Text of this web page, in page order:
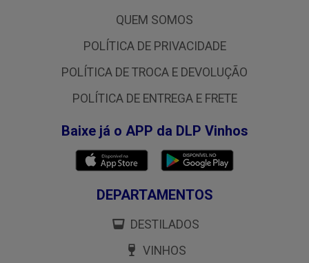
QUEM SOMOS
POLÍTICA DE PRIVACIDADE
POLÍTICA DE TROCA E DEVOLUÇÃO
POLÍTICA DE ENTREGA E FRETE
Baixe já o APP da DLP Vinhos
DEPARTAMENTOS
DESTILADOS
VINHOS